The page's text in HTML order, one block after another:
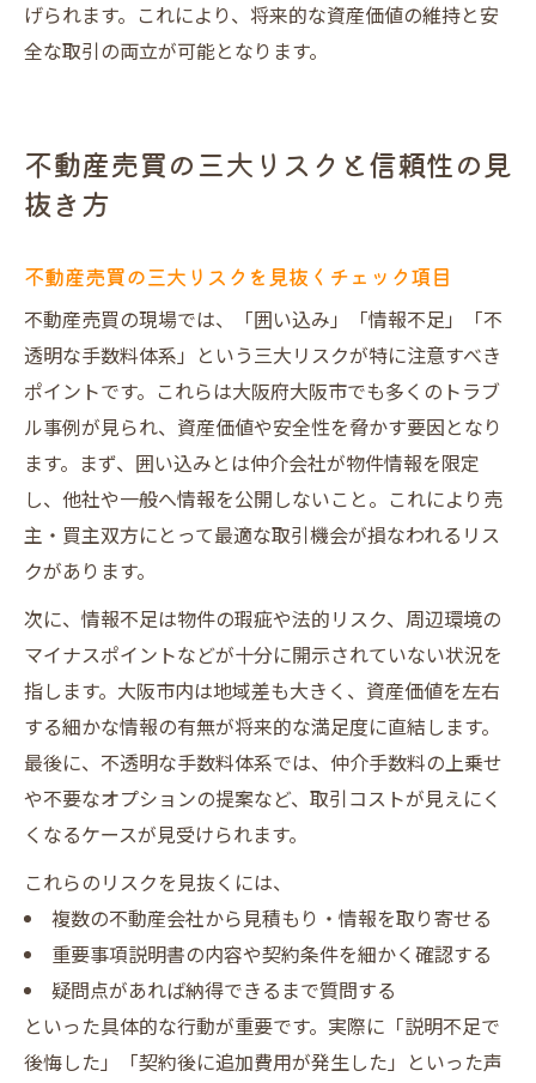
げられます。これにより、将来的な資産価値の維持と安
全な取引の両立が可能となります。
不動産売買の三大リスクと信頼性の見
抜き方
不動産売買の三大リスクを見抜くチェック項目
不動産売買の現場では、「囲い込み」「情報不足」「不
透明な手数料体系」という三大リスクが特に注意すべき
ポイントです。これらは大阪府大阪市でも多くのトラブ
ル事例が見られ、資産価値や安全性を脅かす要因となり
ます。まず、囲い込みとは仲介会社が物件情報を限定
し、他社や一般へ情報を公開しないこと。これにより売
主・買主双方にとって最適な取引機会が損なわれるリス
クがあります。
次に、情報不足は物件の瑕疵や法的リスク、周辺環境の
マイナスポイントなどが十分に開示されていない状況を
指します。大阪市内は地域差も大きく、資産価値を左右
する細かな情報の有無が将来的な満足度に直結します。
最後に、不透明な手数料体系では、仲介手数料の上乗せ
や不要なオプションの提案など、取引コストが見えにく
くなるケースが見受けられます。
これらのリスクを見抜くには、
複数の不動産会社から見積もり・情報を取り寄せる
重要事項説明書の内容や契約条件を細かく確認する
疑問点があれば納得できるまで質問する
といった具体的な行動が重要です。実際に「説明不足で
後悔した」「契約後に追加費用が発生した」といった声